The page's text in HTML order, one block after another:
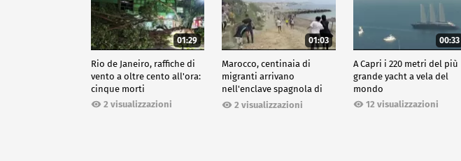
01:29
Rio de Janeiro, raffiche di
vento a oltre cento all'ora:
cinque morti
2 visualizzazioni
01:03
Marocco, centinaia di
migranti arrivano
nell'enclave spagnola di
Ceuta2 visualizzazioni
00:33
A Capri i 220 metri del più
grande yacht a vela del
mondo
12 visualizzazioni